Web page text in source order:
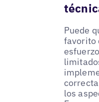
Puede
favorito
los